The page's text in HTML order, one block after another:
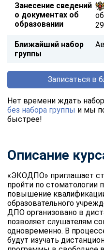
Занесение сведений
о документах об
образовании
Ближайший набор
группы
Записаться в
Нет времени ждать
без набора группы и мы
быстрее!
Описание
«ЭКОДПО» приглашает
пройти по стоматологии
повышение
образовательного
ДПО организовано в
позволяет слушателям
одновременно. В
будут изучать